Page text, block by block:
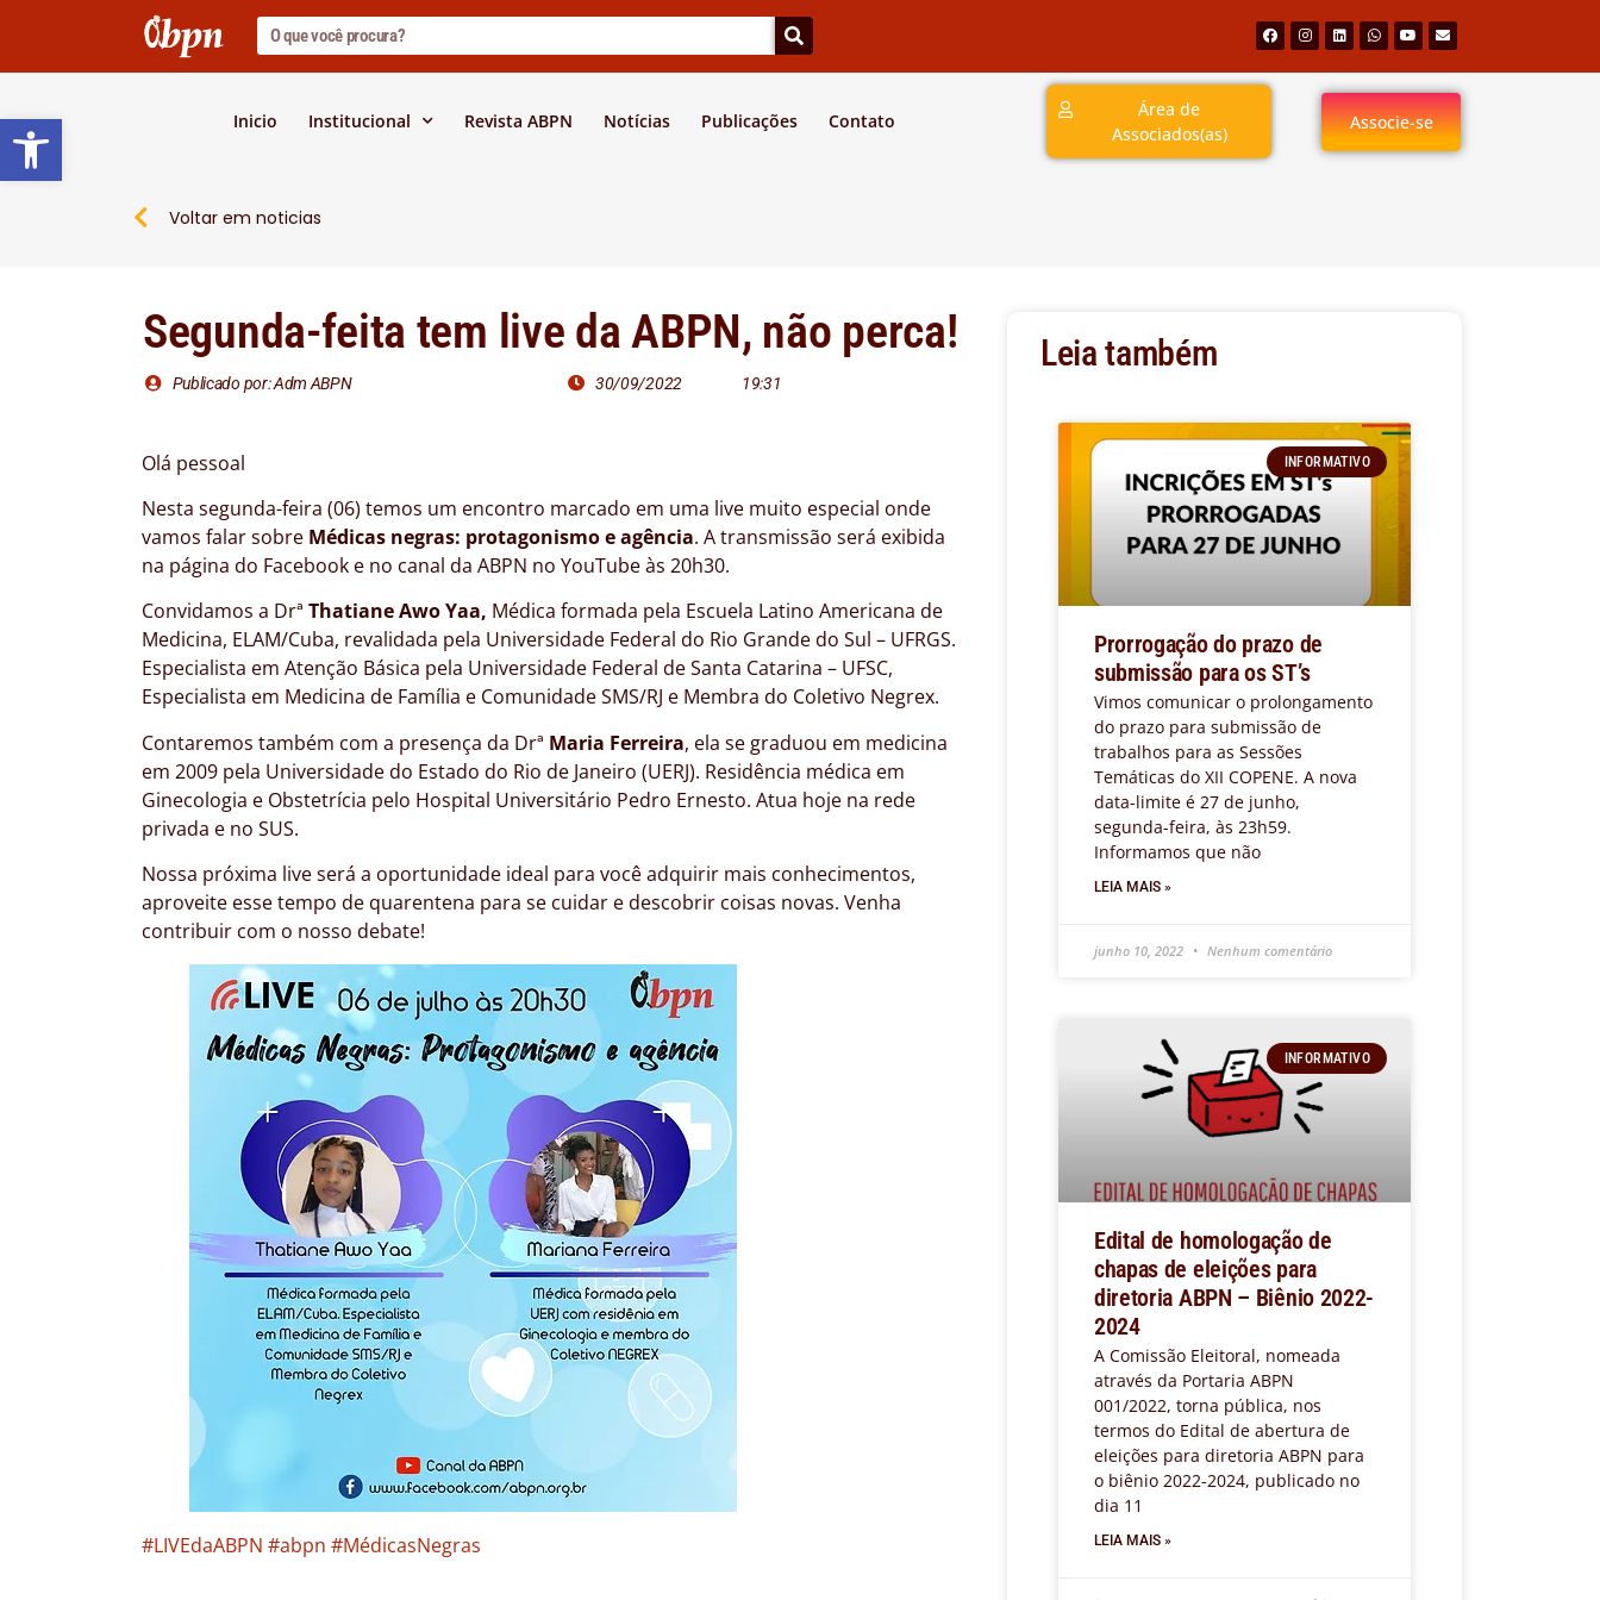
Barra de Ferramentas Aberta
Inicio Institucional Revista ABPN Notícias Publicações Contato
Área de
Associados(as)
Associe-se
Voltar em noticias
Segunda-feita tem live da ABPN, não perca!
Publicado por: Adm ABPN 30/09/2022 19:31
Olá pessoal
Nesta segunda-feira (06) temos um encontro marcado em uma live muito especial onde
vamos falar sobre Médicas negras: protagonismo e agência. A transmissão será exibida
na página do Facebook e no canal da ABPN no YouTube às 20h30.
Convidamos a Drª Thatiane Awo Yaa, Médica formada pela Escuela Latino Americana de
Medicina, ELAM/Cuba, revalidada pela Universidade Federal do Rio Grande do Sul – UFRGS.
Especialista em Atenção Básica pela Universidade Federal de Santa Catarina – UFSC,
Especialista em Medicina de Família e Comunidade SMS/RJ e Membra do Coletivo Negrex.
Contaremos também com a presença da Drª Maria Ferreira, ela se graduou em medicina
em 2009 pela Universidade do Estado do Rio de Janeiro (UERJ). Residência médica em
Ginecologia e Obstetrícia pelo Hospital Universitário Pedro Ernesto. Atua hoje na rede
privada e no SUS.
Nossa próxima live será a oportunidade ideal para você adquirir mais conhecimentos,
aproveite esse tempo de quarentena para se cuidar e descobrir coisas novas. Venha
contribuir com o nosso debate!
#LIVEdaABPN #abpn #MédicasNegras
Leia também
INFORMATIVO
Prorrogação do prazo de
submissão para os ST’s
Vimos comunicar o prolongamento
do prazo para submissão de
trabalhos para as Sessões
Temáticas do XII COPENE. A nova
data-limite é 27 de junho,
segunda-feira, às 23h59.
Informamos que não
LEIA MAIS »
junho 10, 2022 Nenhum comentário
INFORMATIVO
Edital de homologação de
chapas de eleições para
diretoria ABPN – Biênio 2022-
2024
A Comissão Eleitoral, nomeada
através da Portaria ABPN
001/2022, torna pública, nos
termos do Edital de abertura de
eleições para diretoria ABPN para
o biênio 2022-2024, publicado no
dia 11
LEIA MAIS »